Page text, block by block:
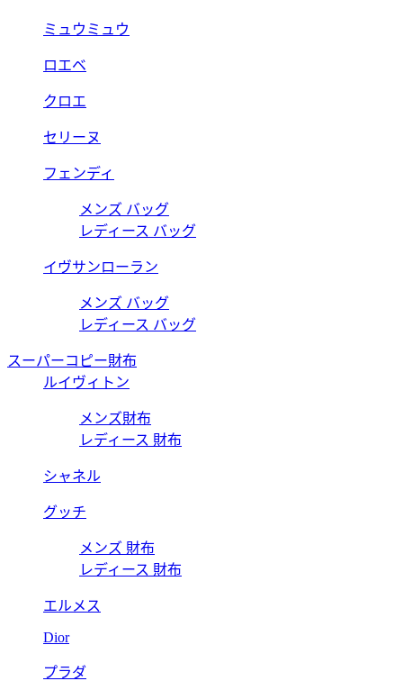
ミュウミュウ
ロエベ
クロエ
セリーヌ
フェンディ
メンズ バッグ
レディース バッグ
イヴサンローラン
メンズ バッグ
レディース バッグ
スーパーコピー財布
ルイヴィトン
メンズ財布
レディース 財布
シャネル
グッチ
メンズ 財布
レディース 財布
エルメス
Dior
プラダ